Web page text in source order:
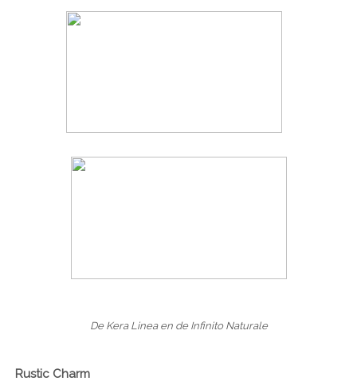
De Kera Linea en de Infinito Naturale
Rustic Charm